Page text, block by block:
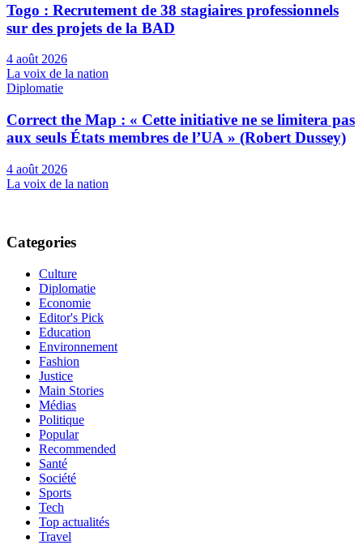
Togo : Recrutement de 38 stagiaires professionnels
sur des projets de la BAD
4 août 2026
La voix de la nation
Diplomatie
Correct the Map : « Cette initiative ne se limitera pas
aux seuls États membres de l’UA » (Robert Dussey)
4 août 2026
La voix de la nation
Categories
Culture
Diplomatie
Economie
Editor's Pick
Education
Environnement
Fashion
Justice
Main Stories
Médias
Politique
Popular
Recommended
Santé
Société
Sports
Tech
Top actualités
Travel